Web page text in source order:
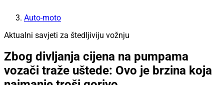
Auto-moto
Aktualni savjeti za štedljiviju vožnju
Zbog divljanja cijena na pumpama
vozači traže uštede: Ovo je brzina koja